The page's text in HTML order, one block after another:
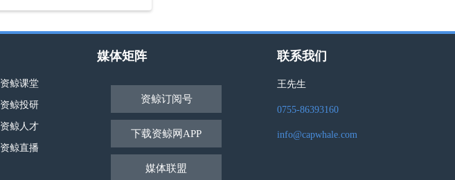
资鲸课堂
资鲸投研
资鲸人才
资鲸直播
媒体矩阵
资鲸订阅号
下载资鲸网APP
媒体联盟
联系我们
王先生
0755-86393160
info@capwhale.com